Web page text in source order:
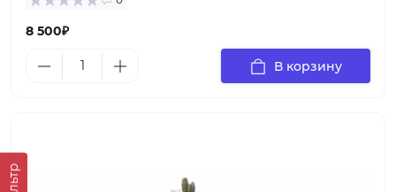
8 500₽
В корзину